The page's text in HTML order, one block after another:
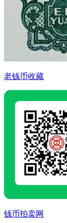
老钱币收藏
钱币拍卖网